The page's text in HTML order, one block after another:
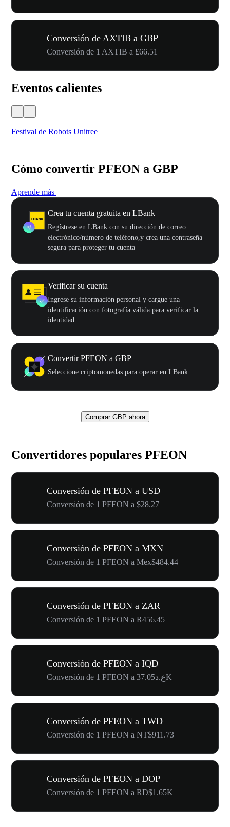
Conversión de AXTIB a GBP
Conversión de 1 AXTIB a £66.51
Eventos calientes
Festival de Robots Unitree
Cómo convertir PFEON a GBP
Aprende más
Crea tu cuenta gratuita en LBank
Regístrese en LBank con su dirección de correo
electrónico/número de teléfono,y crea una contraseña
segura para proteger tu cuenta
Verificar su cuenta
Ingrese su información personal y cargue una
identificación con fotografía válida para verificar la
identidad
Convertir PFEON a GBP
Seleccione criptomonedas para operar en LBank.
Comprar GBP ahora
Convertidores populares PFEON
Conversión de PFEON a USD
Conversión de 1 PFEON a $28.27
Conversión de PFEON a MXN
Conversión de 1 PFEON a Mex$484.44
Conversión de PFEON a ZAR
Conversión de 1 PFEON a R456.45
Conversión de PFEON a IQD
Conversión de 1 PFEON a ع.د37.05K
Conversión de PFEON a TWD
Conversión de 1 PFEON a NT$911.73
Conversión de PFEON a DOP
Conversión de 1 PFEON a RD$1.65K